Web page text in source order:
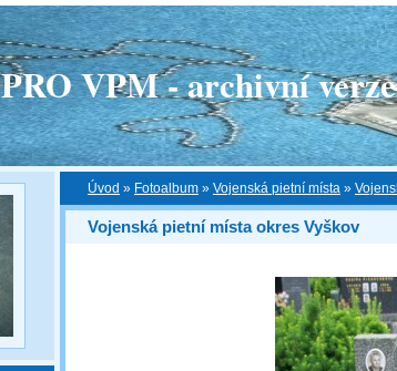
VPM - archivní
Úvod » Fotoalbum » Vojenská pietní místa »
Vojenská pietní místa okres Vyškov